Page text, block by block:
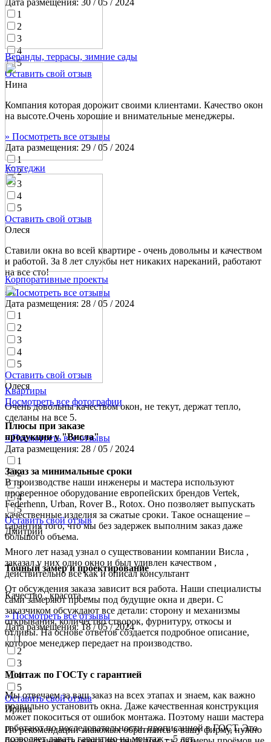
Дата размещения: 30 / 05 / 2024
1
2
3
4
5
Оставить свой отзыв
Нина
Компания которая дорожит своими клиентами. Качество окон
на высоте.Очень хорошие и внимательные менеджеры.
» Посмотреть все отзывы
Дата размещения: 29 / 05 / 2024
1
2
3
4
5
Оставить свой отзыв
Олеся
Ставили окна во всей квартире - очень довольны и качеством
и работой. За 8 лет службы нет никаких нареканий, работают
на все сто!
» Посмотреть все отзывы
Дата размещения: 28 / 05 / 2024
1
2
3
4
5
Оставить свой отзыв
Олеся
Очень довольны качеством окон, не текут, держат тепло,
сделаны на все 5.
» Посмотреть все отзывы
Дата размещения: 28 / 05 / 2024
1
2
3
4
5
Оставить свой отзыв
Дмитрий
Много лет назад узнал о существовании компании Висла ,
заказал у них одно окно и был удивлен качеством ,
действительно все как и описал консультант
Качество , красота ...
» Посмотреть все отзывы
Дата размещения: 18 / 05 / 2024
1
2
3
4
5
Оставить свой отзыв
Ирина
По рекомендации знакомых обратились в вашу фирму, нужно
Веранды, террасы, зимние сады
Коттеджи
Корпоративные проекты
Квартиры
Посмотреть все фотографии
Плюсы при заказе
продукции у "Висла"
Заказ за минимальные сроки
В производстве наши инженеры и мастера используют
проверенное оборудование европейских брендов Vertek,
Federhenn, Urban, Rover B., Rotox. Оно позволяет выпускать
качественные изделия за сжатые сроки. Такое оснащение –
гарантия того, что мы без задержек выполним заказ даже
большого объема.
Точный замер и проектирование
От обсуждения заказа зависит вся работа. Наши специалисты
сами замеряют проемы под будущие окна и двери. С
заказчиком обсуждают все детали: сторону и механизмы
открывания, количество створок, фурнитуру, откосы и
отливы. На основе ответов создается подробное описание,
которое менеджер передает на производство.
Монтаж по ГОСТу с гарантией
Мы отвечаем за ваш заказ на всех этапах и знаем, как важно
правильно установить окна. Даже качественная конструкция
может покоситься от ошибок монтажа. Поэтому наши мастера
работают по последовательности, прописанной в ГОСТ. Это
позволяет давать гарантию на монтаж – 5 лет.